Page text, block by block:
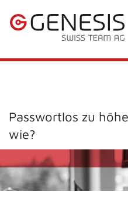
Passwortlos zu
wie?